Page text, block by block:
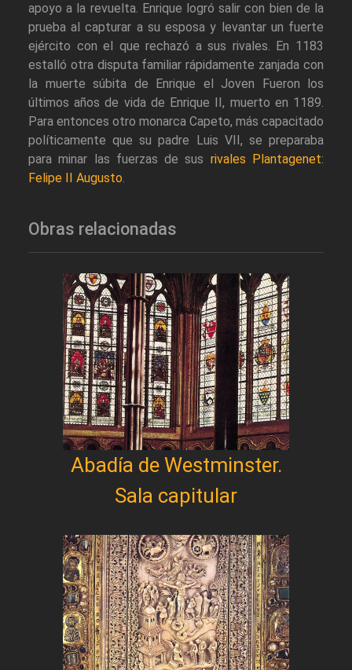
apoyo a la revuelta. Enrique logró salir con bien de la
prueba al capturar a su esposa y levantar un fuerte
ejército con el que rechazó a sus rivales. En 1183
estalló otra disputa familiar rápidamente zanjada con
la muerte súbita de Enrique el Joven Fueron los
últimos años de vida de Enrique II, muerto en 1189.
Para entonces otro monarca Capeto, más capacitado
políticamente que su padre Luis VII, se preparaba
para minar las fuerzas de sus rivales Plantagenet:
Felipe II Augusto.
Obras relacionadas
Abadía de Westminster.
Sala capitular